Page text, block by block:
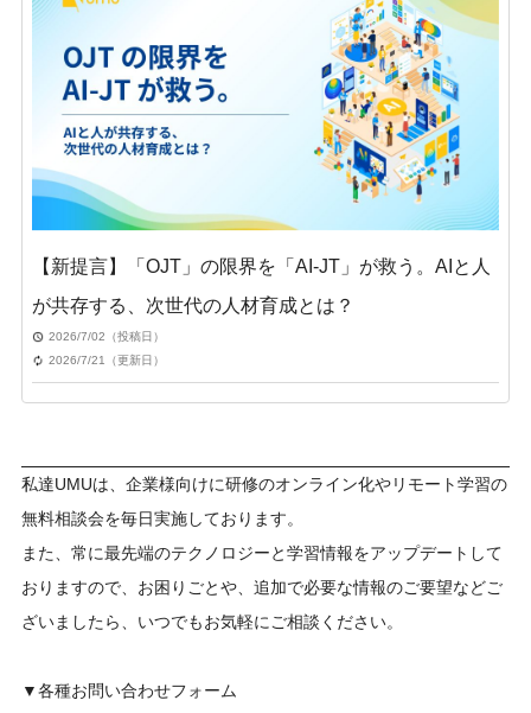
【新提言】「OJT」の限界を「AI-JT」が救う。AIと人
が共存する、次世代の人材育成とは？
2026/7/02（投稿日）
2026/7/21（更新日）
私達UMUは、企業様向けに研修のオンライン化やリモート学習の
無料相談会を毎日実施しております。
また、常に最先端のテクノロジーと学習情報をアップデートして
おりますので、お困りごとや、追加で必要な情報のご要望などご
ざいましたら、いつでもお気軽にご相談ください。
▼各種お問い合わせフォーム